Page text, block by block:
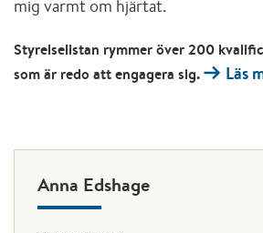
Anna Edshage
mig varmt om hjärtat.
Styrelselistan rymmer över 200
som är redo att engagera sig.
Läs